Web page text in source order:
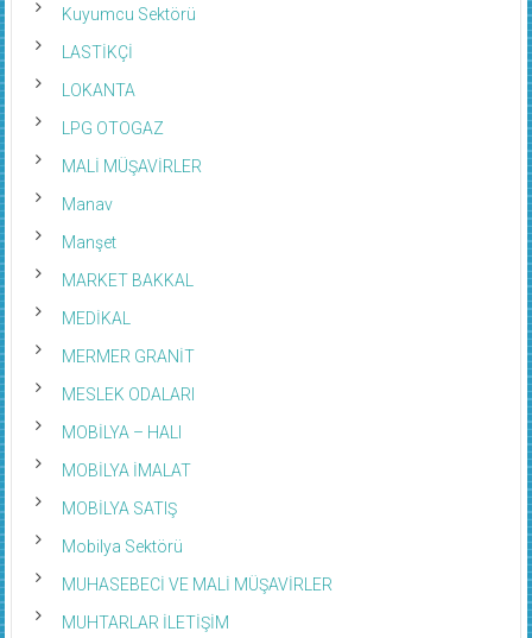
Kuyumcu Sektörü
LASTİKÇİ
LOKANTA
LPG OTOGAZ
MALİ MÜŞAVİRLER
Manav
Manşet
MARKET BAKKAL
MEDİKAL
MERMER GRANİT
MESLEK ODALARI
MOBİLYA – HALI
MOBİLYA İMALAT
MOBİLYA SATIŞ
Mobilya Sektörü
MUHASEBECİ VE MALİ MÜŞAVİRLER
MUHTARLAR İLETİŞİM